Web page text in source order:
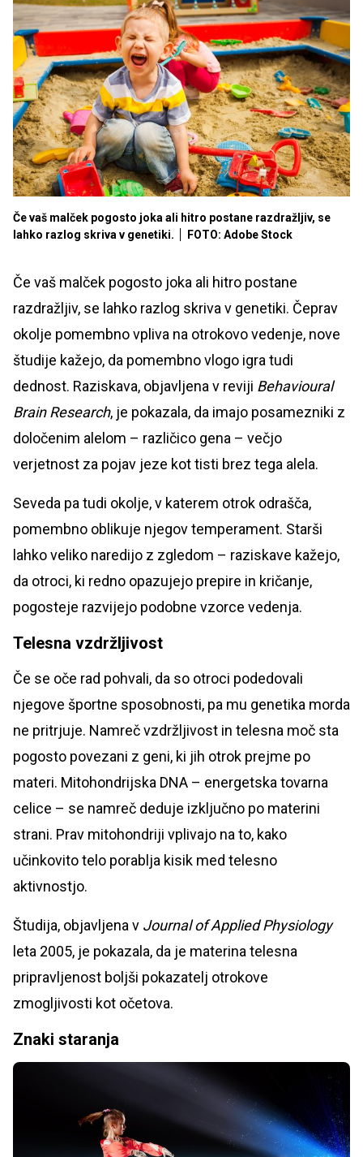
Če vaš malček pogosto joka ali hitro postane razdražljiv, se
lahko razlog skriva v genetiki.
FOTO: Adobe Stock
Če vaš malček pogosto joka ali hitro postane
razdražljiv, se lahko razlog skriva v genetiki. Čeprav
okolje pomembno vpliva na otrokovo vedenje, nove
študije kažejo, da pomembno vlogo igra tudi
dednost. Raziskava, objavljena v reviji Behavioural
Brain Research, je pokazala, da imajo posamezniki z
določenim alelom – različico gena – večjo
verjetnost za pojav jeze kot tisti brez tega alela.
Seveda pa tudi okolje, v katerem otrok odrašča,
pomembno oblikuje njegov temperament. Starši
lahko veliko naredijo z zgledom – raziskave kažejo,
da otroci, ki redno opazujejo prepire in kričanje,
pogosteje razvijejo podobne vzorce vedenja.
Telesna vzdržljivost
Če se oče rad pohvali, da so otroci podedovali
njegove športne sposobnosti, pa mu genetika morda
ne pritrjuje. Namreč vzdržljivost in telesna moč sta
pogosto povezani z geni, ki jih otrok prejme po
materi. Mitohondrijska DNA – energetska tovarna
celice – se namreč deduje izključno po materini
strani. Prav mitohondriji vplivajo na to, kako
učinkovito telo porablja kisik med telesno
aktivnostjo.
Študija, objavljena v Journal of Applied Physiology
leta 2005, je pokazala, da je materina telesna
pripravljenost boljši pokazatelj otrokove
zmogljivosti kot očetova.
Znaki staranja